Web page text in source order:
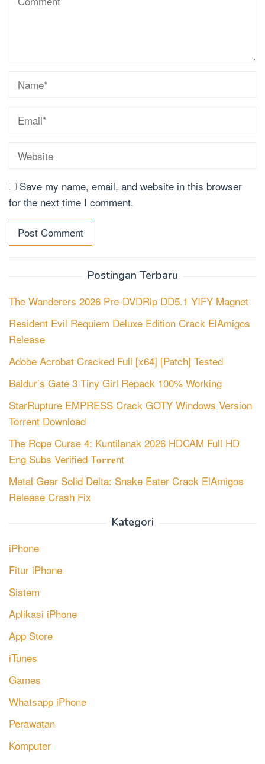
Save my name, email, and website in this browser
for the next time I comment.
Postingan Terbaru
The Wanderers 2026 Pre-DVDRip DD5.1 YIFY Magnet
Resident Evil Requiem Deluxe Edition Crack ElAmigos
Release
Adobe Acrobat Cracked Full [x64] [Patch] Tested
Baldur’s Gate 3 Tiny Girl Repack 100% Working
StarRupture EMPRESS Crack GOTY Windows Version
Torrent Download
The Rope Curse 4: Kuntilanak 2026 HDCAM Full HD
Eng Subs Verified T𝐨𝐫𝐫𝐞nt
Metal Gear Solid Delta: Snake Eater Crack ElAmigos
Release Crash Fix
Kategori
iPhone
Fitur iPhone
Sistem
Aplikasi iPhone
App Store
iTunes
Games
Whatsapp iPhone
Perawatan
Komputer